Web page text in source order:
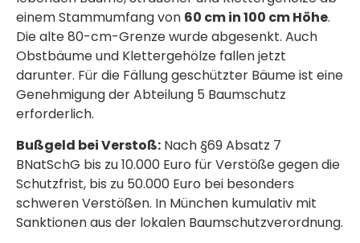
einem Stammumfang von 60 cm in 100 cm Höhe.
Die alte 80-cm-Grenze wurde abgesenkt. Auch
Obstbäume und Klettergehölze fallen jetzt
darunter. Für die Fällung geschützter Bäume ist eine
Genehmigung der Abteilung 5 Baumschutz
erforderlich.
Bußgeld bei Verstoß: Nach §69 Absatz 7
BNatSchG bis zu 10.000 Euro für Verstöße gegen die
Schutzfrist, bis zu 50.000 Euro bei besonders
schweren Verstößen. In München kumulativ mit
Sanktionen aus der lokalen Baumschutzverordnung.